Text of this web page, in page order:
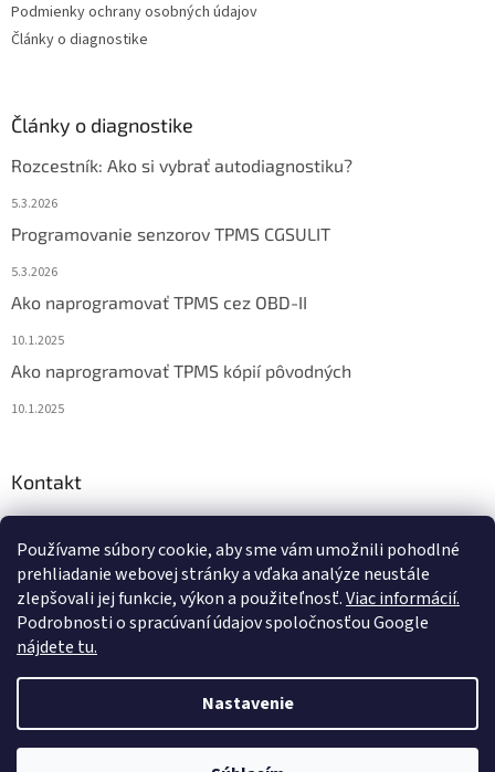
Používame súbory cookie, aby sme vám umožnili pohodlné
prehliadanie webovej stránky a vďaka analýze neustále
zlepšovali jej funkcie, výkon a použiteľnosť.Viac informácií.
Podrobnosti o spracúvaní údajov spoločnosťou Google
nájdete tu.
Nastavenie
Podmienky ochrany osobných údajov
Články o diagnostike
Články o diagnostike
Rozcestník: Ako si vybrať autodiagnostiku?
5.3.2026
Programovanie senzorov TPMS CGSULIT
5.3.2026
Ako naprogramovať TPMS cez OBD-II
10.1.2025
Ako naprogramovať TPMS kópií pôvodných
10.1.2025
Kontakt
+421 915 478 199
Copyright 2026Diagstore.sk. Všetky práva vyhradené.Upraviť